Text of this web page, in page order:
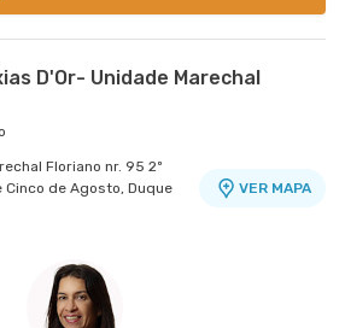
D'Or- Unidade Marechal
Floriano nr. 95 2º
de Agosto, Duque
VER MAPA